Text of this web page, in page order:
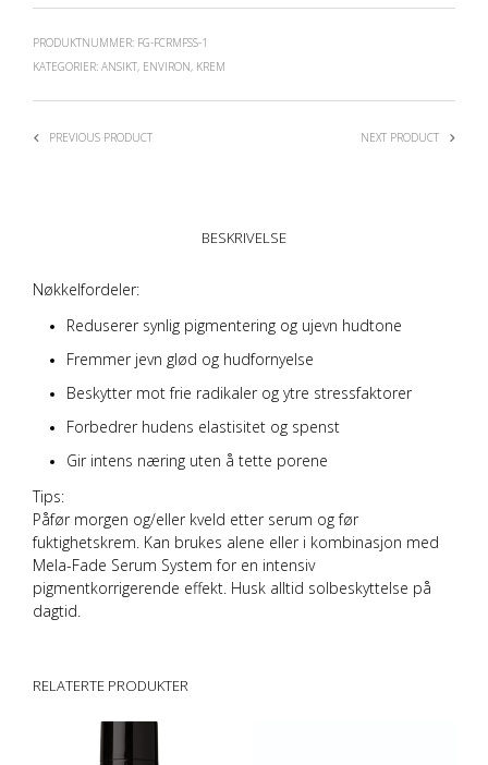
PRODUKTNUMMER: FG-FCRMFSS-1
KATEGORIER: ANSIKT, ENVIRON, KREM
PREVIOUS PRODUCT NEXT PRODUCT
BESKRIVELSE
Nøkkelfordeler:
Reduserer synlig pigmentering og ujevn hudtone
Fremmer jevn glød og hudfornyelse
Beskytter mot frie radikaler og ytre stressfaktorer
Forbedrer hudens elastisitet og spenst
Gir intens næring uten å tette porene
Tips:
Påfør morgen og/eller kveld etter serum og før
fuktighetskrem. Kan brukes alene eller i kombinasjon med
Mela-Fade Serum System for en intensiv
pigmentkorrigerende effekt. Husk alltid solbeskyttelse på
dagtid.
RELATERTE PRODUKTER